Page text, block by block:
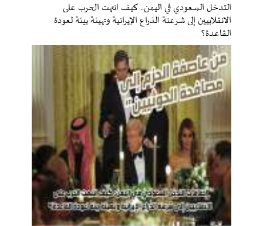
التدخل السعودي في اليمن.. كيف انتهت الحرب على
الانقلابيين إلى شرعنة الذراع الإيرانية وتهيئة بيئة لعودة
القاعدة؟